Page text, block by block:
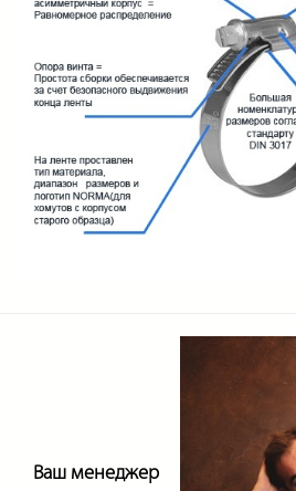
Ваш менеджер